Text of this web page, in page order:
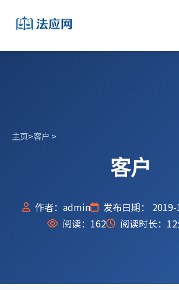
主页>客户 >
客户
作者：admin
发布日期：
阅读： 162 阅读时长：